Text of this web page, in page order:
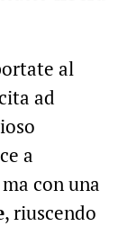
al
ad
a
ma con una
, riuscendo